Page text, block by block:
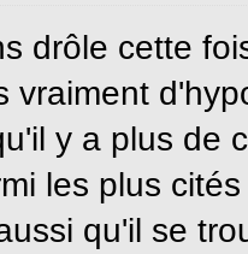
drôle cette
vraiment
y a plus de
les plus
qu'il se